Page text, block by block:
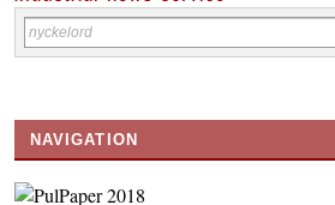
NAVIGATION